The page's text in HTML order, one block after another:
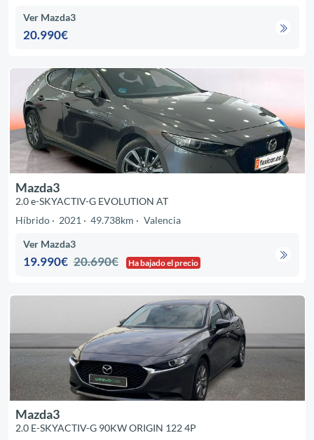
Ver Mazda3
20.990€
Mazda3
2.0 e-SKYACTIV-G EVOLUTION AT
Híbrido
2021 49.738km Valencia
Ver Mazda3
19.990€ 20.690€ Ha bajado el precio
Mazda3
2.0 E-SKYACTIV-G 90KW ORIGIN 122 4P